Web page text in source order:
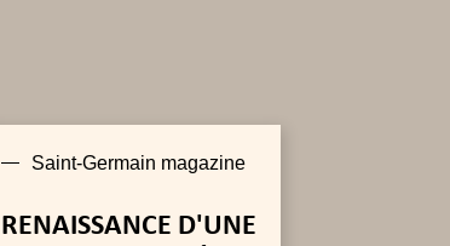
Saint-Germain magazine
RENAISSANCE D'UNE